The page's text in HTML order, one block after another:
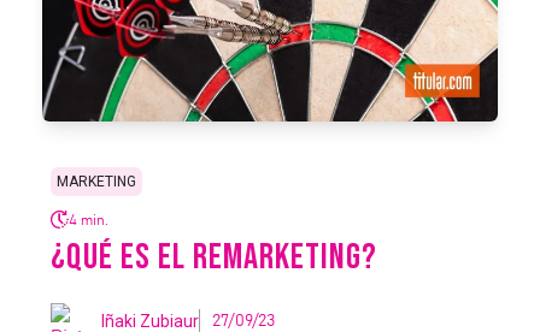
MARKETING
4 min.
¿QUÉ ES EL REMARKETING?
Iñaki Zubiaur 27/09/23